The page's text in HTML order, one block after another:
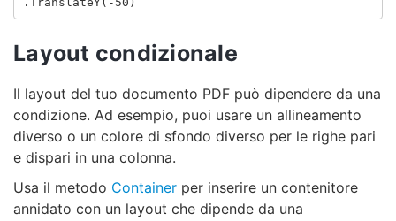
Layout condizionale
Il layout del tuo documento PDF può dipendere da una
condizione. Ad esempio, puoi usare un allineamento
diverso o un colore di sfondo diverso per le righe pari
e dispari in una colonna.
Usa il metodo Container per inserire un contenitore
annidato con un layout che dipende da una